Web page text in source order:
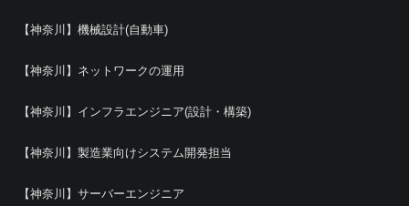
【神奈川】機械設計(自動車)
【神奈川】ネットワークの運用
【神奈川】インフラエンジニア(設計・構築)
【神奈川】製造業向けシステム開発担当
【神奈川】サーバーエンジニア